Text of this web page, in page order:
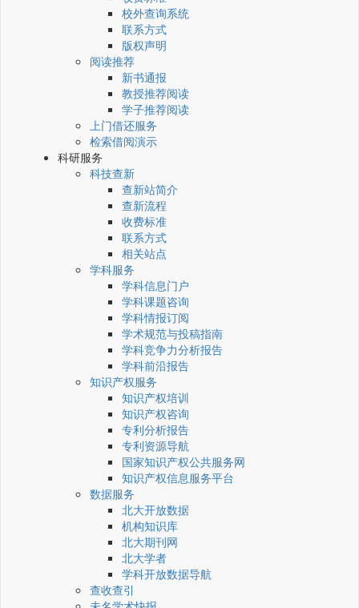
校外查询系统
联系方式
版权声明
阅读推荐
新书通报
教授推荐阅读
学子推荐阅读
上门借还服务
检索借阅演示
科研服务
科技查新
查新站简介
查新流程
收费标准
联系方式
相关站点
学科服务
学科信息门户
学科课题咨询
学科情报订阅
学术规范与投稿指南
学科竞争力分析报告
学科前沿报告
知识产权服务
知识产权培训
知识产权咨询
专利分析报告
专利资源导航
国家知识产权公共服务网
知识产权信息服务平台
数据服务
北大开放数据
机构知识库
北大期刊网
北大学者
学科开放数据导航
查收查引